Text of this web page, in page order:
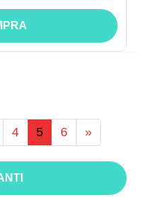
4 5 6 »